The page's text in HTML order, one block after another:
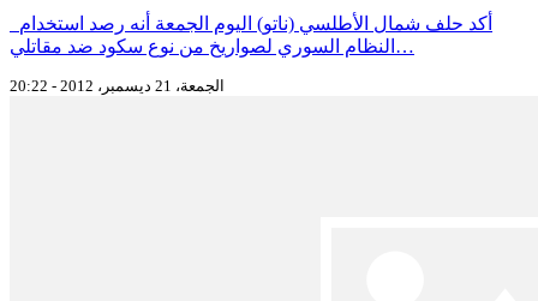
النظام السوري لصواريخ من نوع سكود ضد مقاتلي…
الجمعة، 21 ديسمبر، 2012 - 20:22